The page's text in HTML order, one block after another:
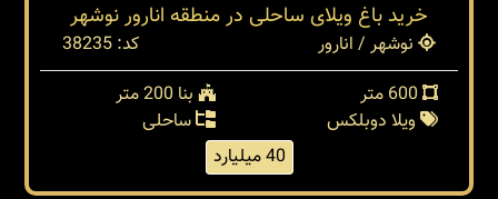
خرید باغ ویلای ساحلی در منطقه انارور نوشهر
نوشهر / انارور
کد: 38235
بنا 200 متر
ویلا دوبلکس
ساحلی
40 میلیارد